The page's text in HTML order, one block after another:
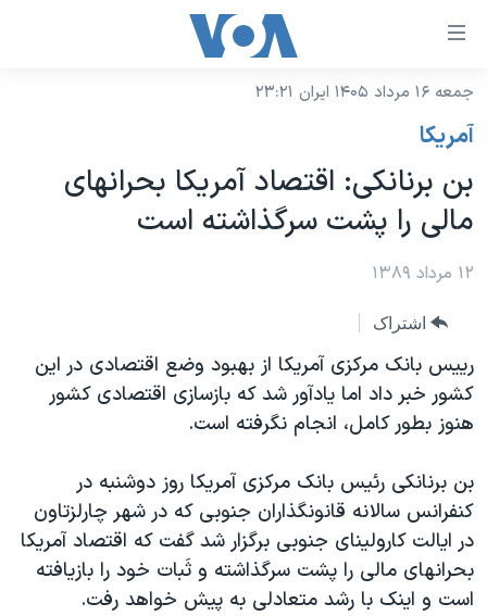
لینکهای
دسترسی
جهش
محتوای
اصلی
به
اصلی
جهش
به
جستجو
نسخه سبک وب‌سایت
موضوع ها
ایران
آمریکا
جهان
گزیده‌ها
ویژه برنامه‌ها
فرهنگ و زندگی
حقوق شهروندی
اقتصادی
برنامه های تلویزیونی
جدول برنامه ها
صفحه‌های ویژه
عملیات خشم حماسی
۲۵۰سالگی آمریکا
مستندها
انتخابات ریاست جمهوری آمریکا ۲۰۲۴
حمله جمهوری اسلامی به اسرائیل
فرکانس‌های صدای آمریکا
پخش رادیویی
دنبال کنید
جمعه ۱۶ مرداد ۱۴۰۵ ایران ۲۳:۲۱
آمريکا
بن برنانکی: اقتصاد آمريکا بحرانهای
مالی را پشت سرگذاشته است
۱۲ مرداد ۱۳۸۹
اشتراک
رييس بانک مرکزی آمريکا از بهبود وضع اقتصادی در اين
کشور خبر داد اما يادآور شد که بازسازی اقتصادی کشور
هنوز بطور کامل، انجام نگرفته است.
بن برنانکی رئيس بانک مرکزی آمريکا روز دوشنبه در
کنفرانس سالانه قانونگذاران جنوبی که در شهر چارلزتاون
در ايالت کارولينای جنوبی برگزار شد گفت که اقتصاد آمريکا
بحرانهای مالی را پشت سرگذاشته و ثَبات خود را بازيافته
است و اينک با رشد متعادلی به پيش خواهد رفت.